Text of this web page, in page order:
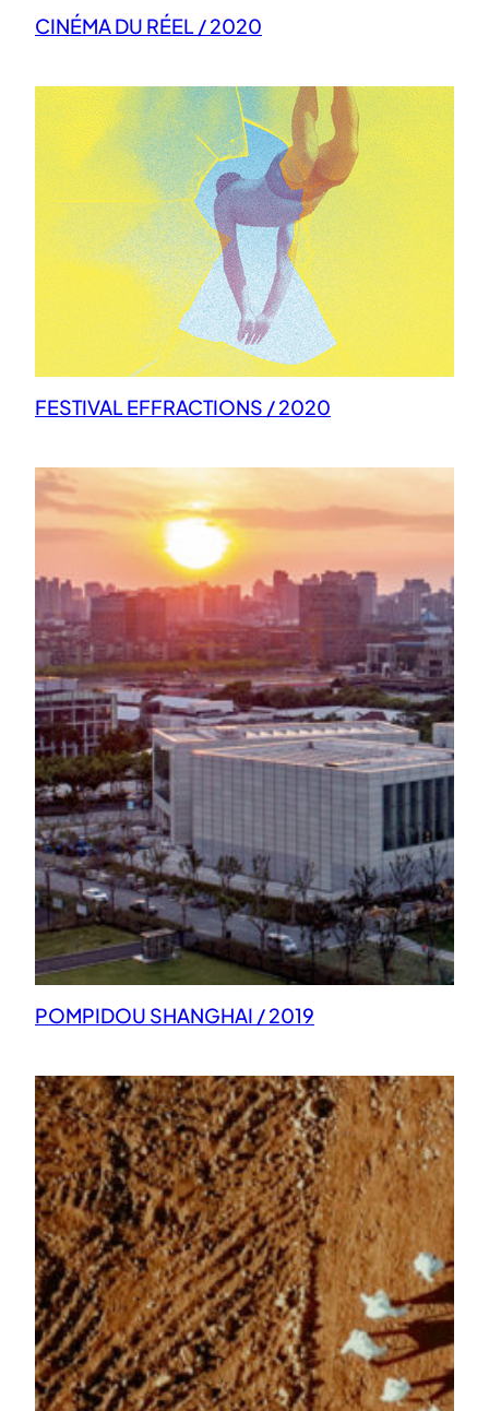
CINÉMA DU RÉEL / 2020
FESTIVAL EFFRACTIONS / 2020
POMPIDOU SHANGHAI / 2019